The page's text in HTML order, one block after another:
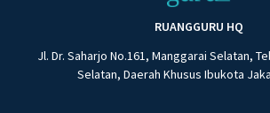
RUANGGURU HQ
Jl. Dr. Saharjo No.161, Manggarai Selatan,
Selatan, Daerah Khusus Ibukota